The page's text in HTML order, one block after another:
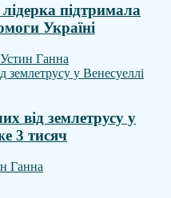
підтримала
Україні
Устин Ганна
від землетрусу у
3 тисяч
Ганна